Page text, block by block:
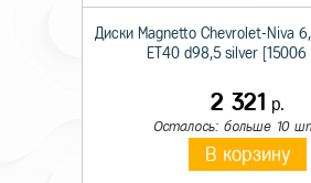
Диски Magnetto Chevrolet-Niva
ET40 d98,5 silver [15006
2 321 р.
Осталось: больше 10
В корзину